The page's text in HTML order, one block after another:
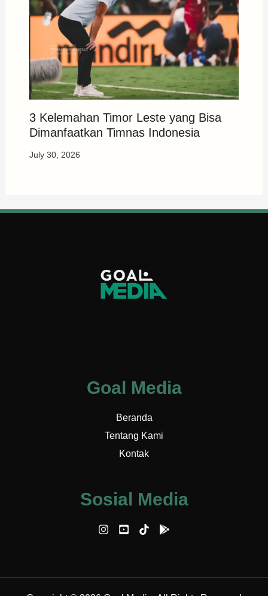
3 Kelemahan Timor Leste yang Bisa
Dimanfaatkan Timnas Indonesia
July 30, 2026
Goal Media
Beranda
Tentang Kami
Kontak
Sosial Media